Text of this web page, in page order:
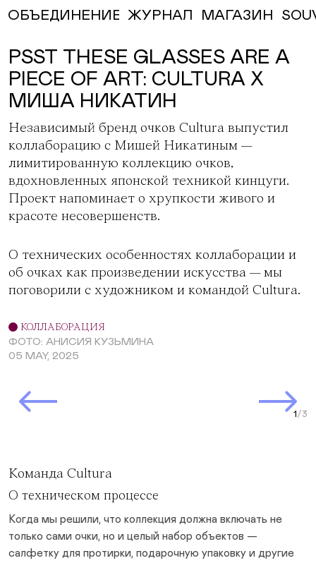
ОБЪЕДИНЕНИЕ ЖУРНАЛ МАГАЗИН
PSST THESE GLASSES ARE A
PIECE OF ART: СULTURA Х
МИША НИКАТИН
КОЛЛАБОРАЦИЯ
ФОТО: АНИСИЯ КУЗЬМИНА
05 MAY, 2025
Независимый бренд очков Cultura выпустил
коллаборацию с Мишей Никатиным —
лимитированную коллекцию очков,
вдохновленных японской техникой кинцуги.
Проект напоминает о хрупкости живого и
красоте несовершенств.
О технических особенностях коллаборации и
об очках как произведении искусства — мы
поговорили с художником и командой Cultura.
Next Slide
Команда Cultura
О техническом процессе
Когда мы решили, что коллекция должна включать не
только сами очки, но и целый набор объектов —
салфетку для протирки, подарочную упаковку и другие